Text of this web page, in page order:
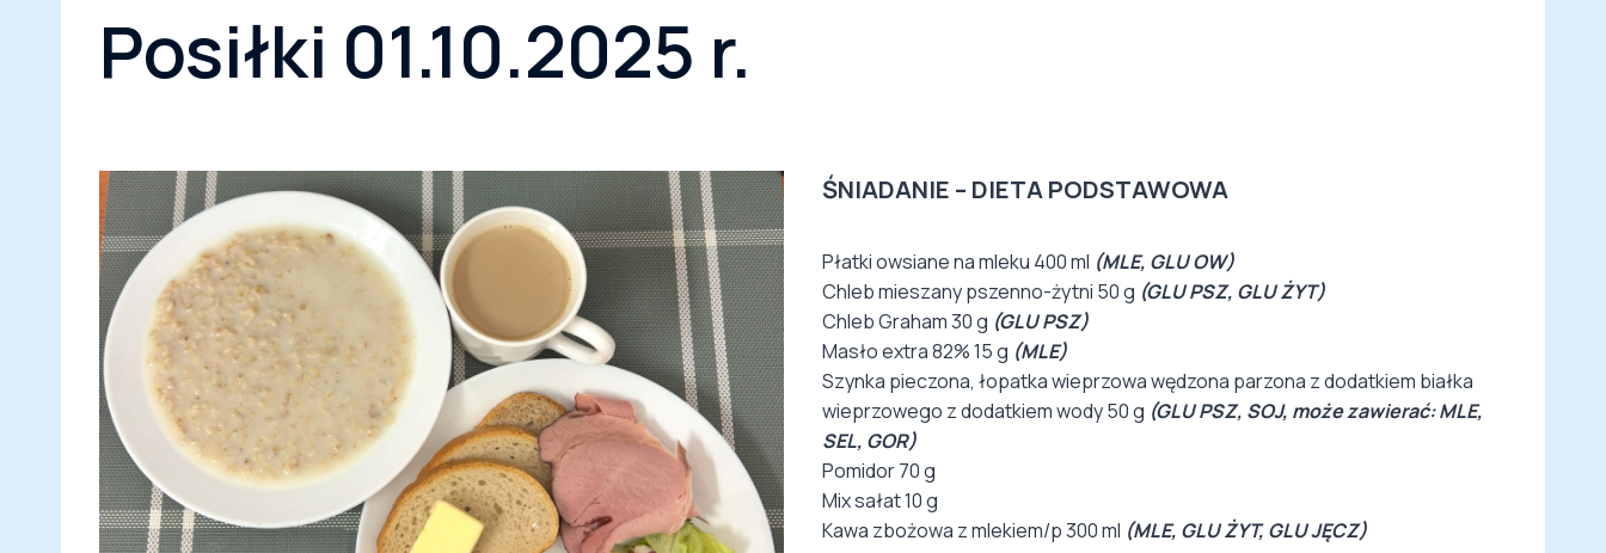
Posiłki 01.10.2025 r.
ŚNIADANIE – DIETA PODSTAWOWA
Płatki owsiane na mleku 400 ml (MLE, GLU OW)
Chleb mieszany pszenno-żytni 50 g (GLU PSZ, GLU ŻYT)
Chleb Graham 30 g (GLU PSZ)
Masło extra 82% 15 g (MLE)
Szynka pieczona, łopatka wieprzowa wędzona parzona z dodatkiem białka
wieprzowego z dodatkiem wody 50 g (GLU PSZ, SOJ, może zawierać: MLE,
SEL, GOR)
Pomidor 70 g
Mix sałat 10 g
Kawa zbożowa z mlekiem/p 300 ml (MLE, GLU ŻYT, GLU JĘCZ)